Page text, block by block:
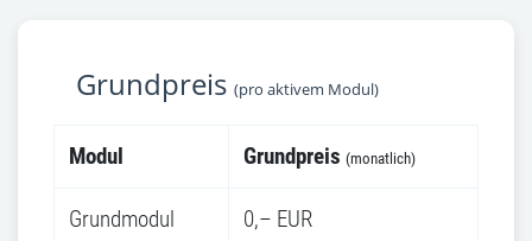
Grundpreis(pro aktivem Modul)
Modul Grundpreis (monatlich)
Grundmodul 0,– EUR